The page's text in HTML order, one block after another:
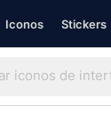
Iconos Stickers